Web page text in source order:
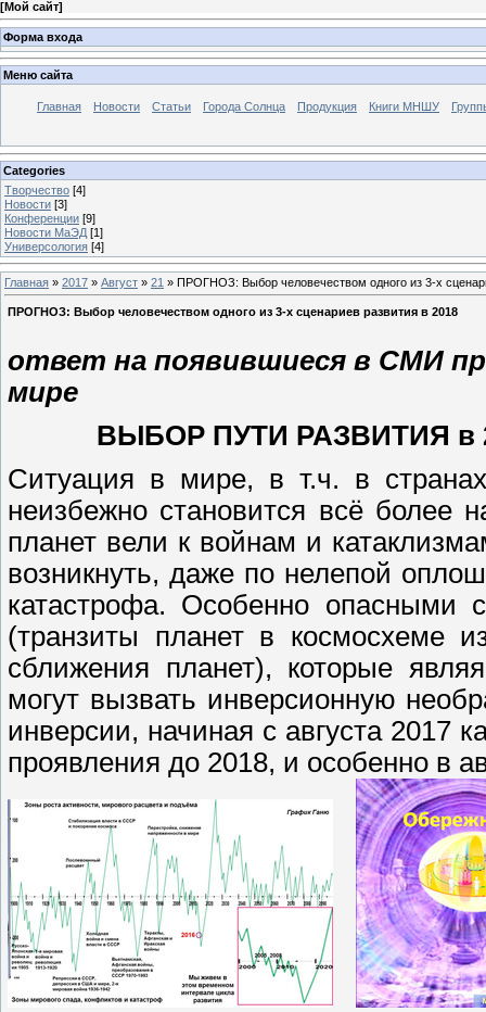
[Мой сайт]
Форма входа
Меню сайта
Главная Новости Статьи Города Солнца Продукция Книги МНШУ
Categories
Творчество [4]
Новости [3]
Конференции [9]
Новости МаЭД [1]
Универсология [4]
Главная » 2017 » Август » 21 » ПРОГНОЗ: Выбор человечеством одного из 3-х
ПРОГНОЗ: Выбор человечеством одного из 3-х сценариев развития в 2018
ответ на появившиеся в СМИ
мире
ВЫБОР ПУТИ РАЗВИТИЯ в
Ситуация в мире, в т.ч. в
неизбежно становится всё более
планет вели к войнам и
возникнуть, даже по нелепой
катастрофа. Особенно опасными
(транзиты планет в космосхеме
сближения планет), которые
могут вызвать инверсионную
инверсии, начиная с августа 2017
проявления до 2018, и особенно в